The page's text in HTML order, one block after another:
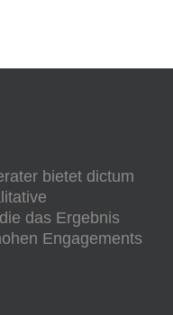
bietet dictum
das Ergebnis
Engagements